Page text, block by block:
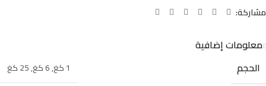
مشاركة:
معلومات إضافية
الحجم
1 كغ ,6 كغ ,25 كغ